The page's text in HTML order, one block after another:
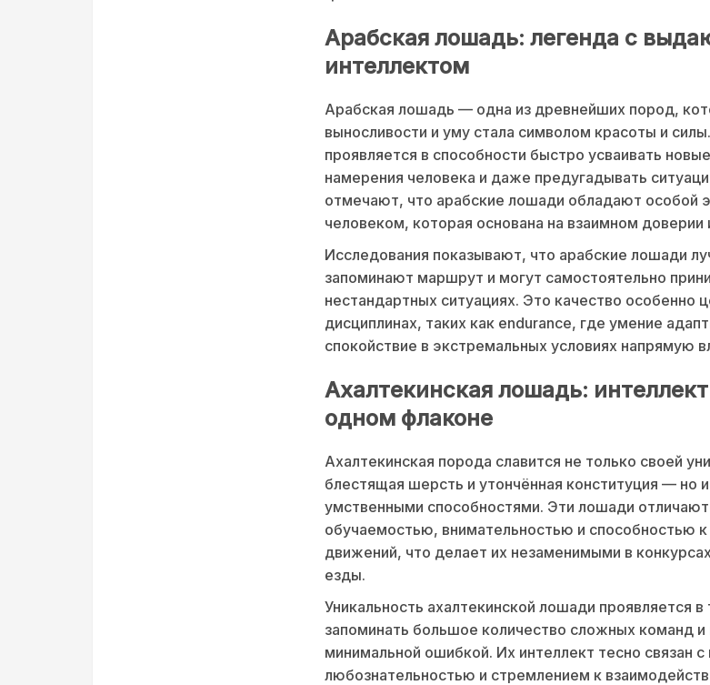
Арабская лошадь: легенда с
интеллектом
Арабская лошадь — одна из древнейших пород,
выносливости и уму стала символом красоты и
проявляется в способности быстро усваивать
намерения человека и даже предугадывать
отмечают, что арабские лошади обладают особой
человеком, которая основана на взаимном доверии
Исследования показывают, что арабские лошади
запоминают маршрут и могут самостоятельно
нестандартных ситуациях. Это качество особенно
дисциплинах, таких как endurance, где умение
спокойствие в экстремальных условиях напрямую
Ахалтекинская лошадь:
одном флаконе
Ахалтекинская порода славится не только своей
блестящая шерсть и утончённая конституция — но
умственными способностями. Эти лошади
обучаемостью, внимательностью и способностью
движений, что делает их незаменимыми в
езды.
Уникальность ахалтекинской лошади проявляется
запоминать большое количество сложных команд и
минимальной ошибкой. Их интеллект тесно связан
любознательностью и стремлением к